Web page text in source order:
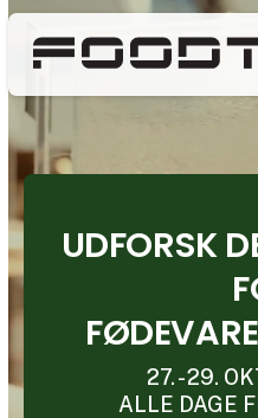
UDFORSK
27. - 29.
ALLE DAGE